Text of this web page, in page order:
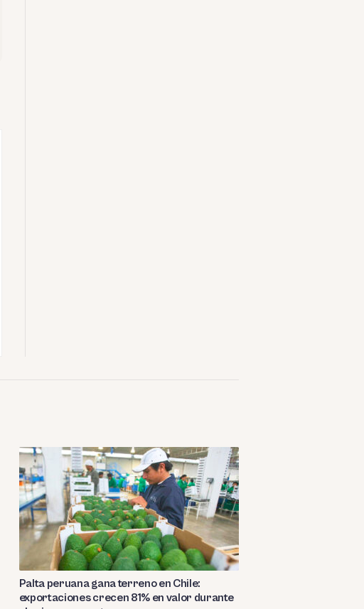
Palta peruana gana terreno en Chile:
exportaciones crecen 81% en valor durante